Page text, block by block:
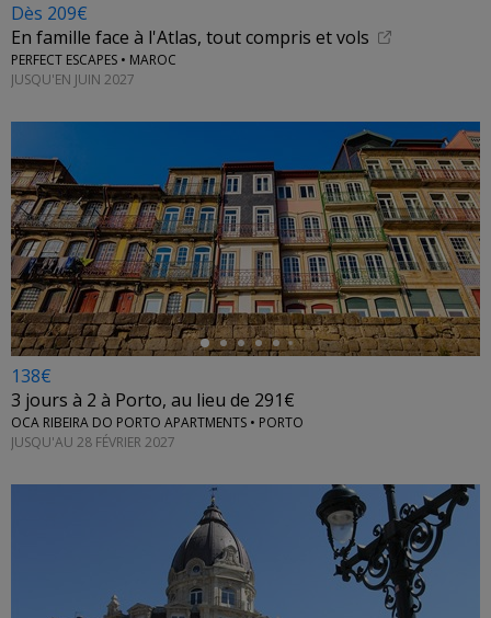
Dès 209€
En famille face à l'Atlas, tout compris et vols
PERFECT ESCAPES • MAROC
JUSQU'EN JUIN 2027
←
138€
3 jours à 2 à Porto, au lieu de 291€
OCA RIBEIRA DO PORTO APARTMENTS • PORTO
JUSQU'AU 28 FÉVRIER 2027